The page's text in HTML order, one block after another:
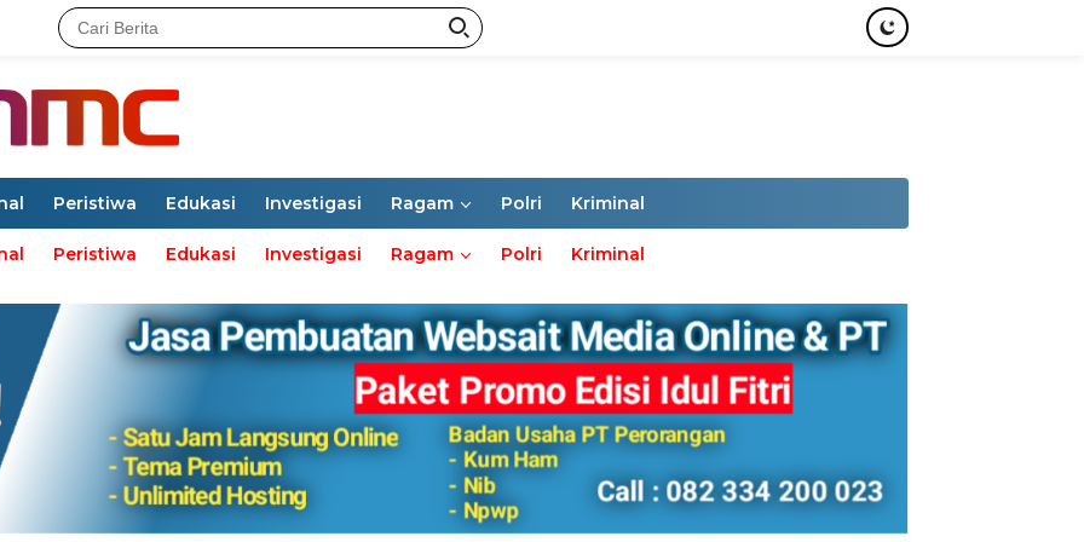
Peristiwa Edukasi Investigasi Ragam Polri Kriminal
Peristiwa Edukasi Investigasi Ragam Polri Kriminal